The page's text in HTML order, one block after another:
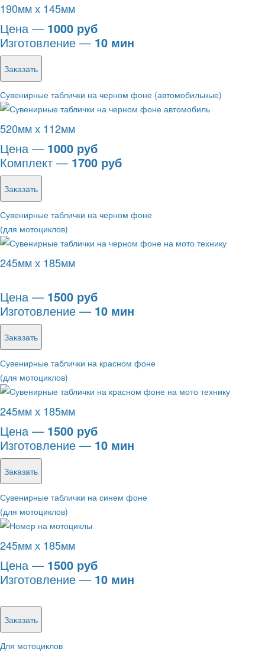
190мм х 145мм
Цена — 1000 руб
Изготовление — 10 мин
Заказать
Сувенирные таблички на черном фоне (автомобильные)
520мм х 112мм
Цена — 1000 руб
Комплект — 1700 руб
Заказать
Сувенирные таблички на черном фоне
(для мотоциклов)
245мм х 185мм
Цена — 1500 руб
Изготовление — 10 мин
Заказать
Сувенирные таблички на красном фоне
(для мотоциклов)
245мм х 185мм
Цена — 1500 руб
Изготовление — 10 мин
Заказать
Сувенирные таблички на синем фоне
(для мотоциклов)
245мм х 185мм
Цена — 1500 руб
Изготовление — 10 мин
Заказать
Для мотоциклов